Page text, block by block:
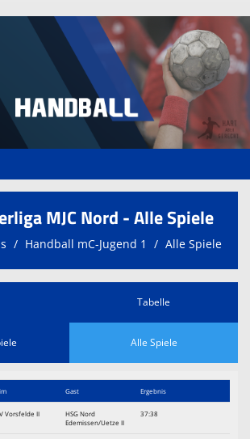
MJC Nord - Alle Spiele
Handball mC-Jugend 1 Alle Spiele
Tabelle
Alle Spiele
Gast Ergebnis
Vorsfelde II
HSG Nord
Edemissen/Uetze II
37:38